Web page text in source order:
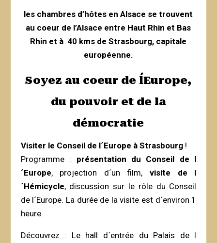
les chambres d’hôtes en Alsace se trouvent
au coeur de l’Alsace entre Haut Rhin et Bas
Rhin et à 40 kms de Strasbourg, capitale
européenne.
Soyez au coeur de l´Europe,
du pouvoir et de la
démocratie
Visiter le Conseil de l´Europe à Strasbourg!
Programme : présentation du Conseil de l
´Europe, projection d´un film,visite de l
´Hémicycle, discussion sur le rôle du Conseil
de l´Europe. La durée de la visite est d´environ 1
heure.
Découvrez : Le hall d´entrée du Palais de l